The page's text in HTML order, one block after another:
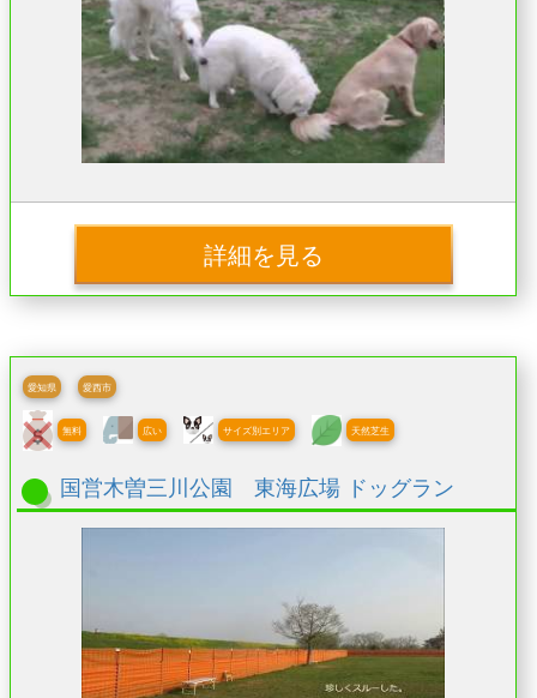
詳細を見る
愛知県 愛西市
無料 広い サイズ別エリア 天然芝生
国営木曽三川公園 東海広場 ドッグラン